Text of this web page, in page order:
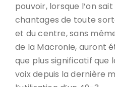
pouvoir, lorsque l’on
chantages de toute
et du centre, sans
de la Macronie, auront
que plus significatif que
voix depuis la dernière